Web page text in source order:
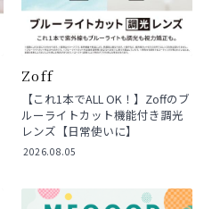
Zoff
【これ1本でALL OK！】Zoffのブ
ルーライトカット機能付き調光
レンズ【日常使いに】
2026.08.05